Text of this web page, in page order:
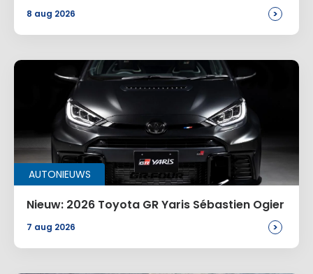
Site
Voeg een reactie toe
Alternative:
8 aug 2026 >
AUTONIEUWS
Nieuw: 2026 Toyota GR Yaris Sébastien Ogier
7 aug 2026 >